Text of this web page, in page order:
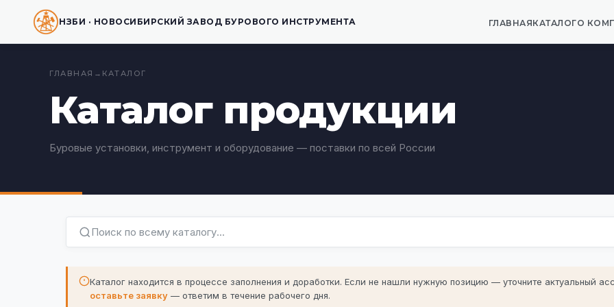
НЗБИ · НОВОСИБИРСКИЙ ЗАВОД БУРОВОГО ИНСТРУМЕНТА ГЛАВНАЯКАТАЛОГО
ГЛАВНАЯ → КАТАЛОГ
Каталог продукции
Буровые установки, инструмент и оборудование — поставки по всей России
Каталог находится в процессе заполнения и доработки. Если не нашли нужную позицию — уточните актуальный
оставьте заявку — ответим в течение рабочего дня.